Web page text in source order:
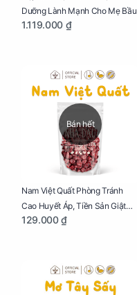
Dưỡng Lành Mạnh Cho Mẹ Bầu
1.119.000 ₫
Bán hết
Nam Việt Quất Phòng Tránh
Cao Huyết Áp, Tiền Sản Giật
Cho Mẹ Bầu Túi 250g
129.000 ₫